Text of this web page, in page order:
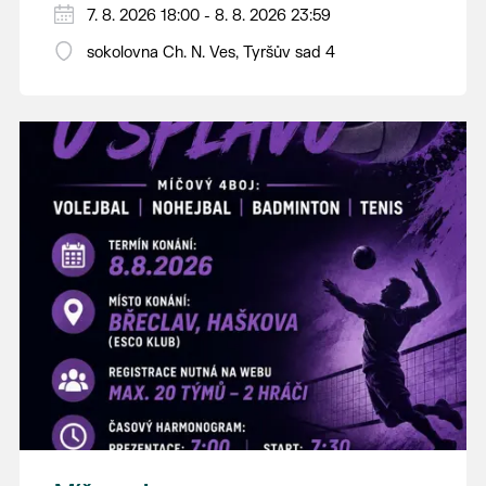
PÁTEK 7. srpna
18:00 - ruční stavění máje
14:00 - krojový průvod pro stárky od
hostince “U Buvola”
16:00 - odpolední zábava na sokolovně
21:00 - večerní zábava
K tanci a poslechu bude hrát DH
Lanžhotčané.
Těšíme se na Vás!
7. 8. 2026 18:00 - 8. 8. 2026 23:59
sokolovna Ch. N. Ves, Tyršův sad 4